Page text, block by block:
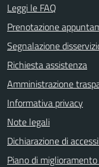
Leggi le FAQ
Prenotazione
Segnalazione
Richiesta assistenza
Amministrazione
Informativa privacy
Note legali
Dichiarazione di
Piano di